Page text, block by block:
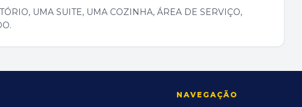
UMA SUITE, UMA COZINHA, ÁREA DE SERVIÇO,
NAVEGAÇÃO